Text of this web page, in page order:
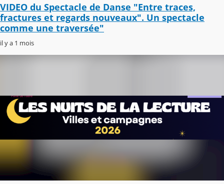
VIDEO du Spectacle de Danse "Entre traces,
fractures et regards nouveaux". Un spectacle
comme une traversée"
il y a 1 mois